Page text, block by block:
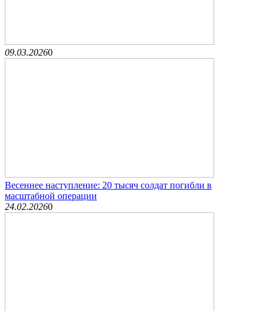
09.03.20260
Весеннее наступление: 20 тысяч солдат погибли в
масштабной операции
24.02.20260